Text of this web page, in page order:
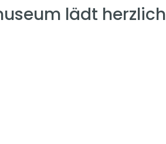
lädt herzlich